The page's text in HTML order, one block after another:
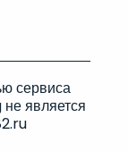
сервиса
является